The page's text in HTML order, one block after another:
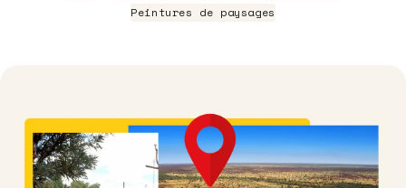
Peintures de paysages